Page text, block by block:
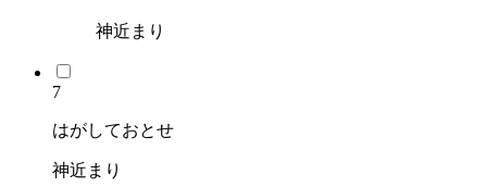
神近まり
7
はがしておとせ
神近まり